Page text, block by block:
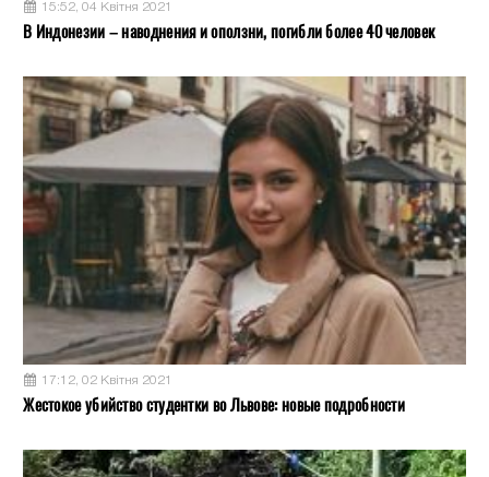
15:52, 04 Квітня 2021
В Индонезии – наводнения и оползни, погибли более 40 человек
17:12, 02 Квітня 2021
Жестокое убийство студентки во Львове: новые подробности